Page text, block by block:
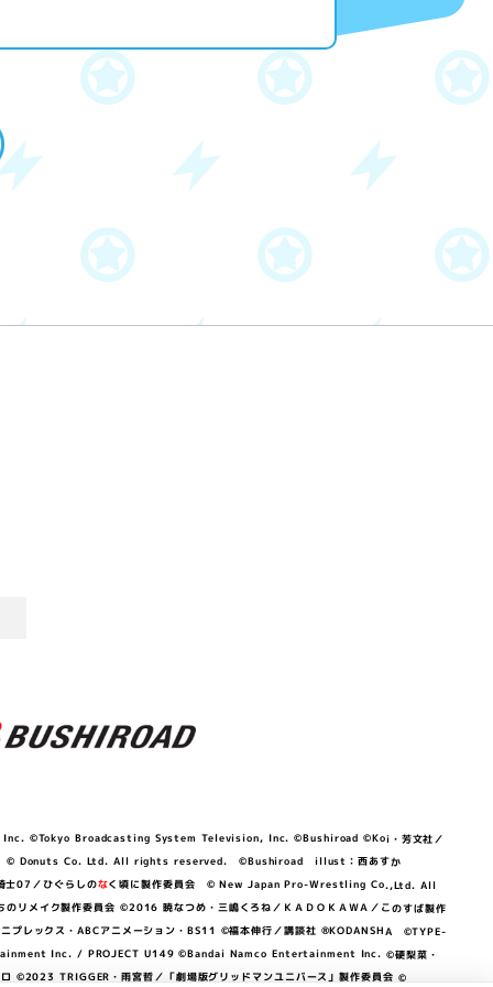
©Tokyo Broadcasting System Television, Inc. ©Bushiroad ©Koi・芳文社／
© Donuts Co. Ltd. All rights reserved. ©Bushiroad illust：西あすか
07／ひぐらしのなく頃に製作委員会 © New Japan Pro-Wrestling Co.,Ltd. All
イク製作委員会 ©2016 暁なつめ・三嶋くろね／ＫＡＤＯＫＡＷＡ／このすば製作
ックス・ABCアニメーション・BS11 ©福本伸行／講談社 ®KODANSHA ©TYPE-
Inc. / PROJECT U149 ©Bandai Namco Entertainment Inc. ©硬梨菜・
©2023 TRIGGER・雨宮哲／「劇場版グリッドマンユニバース」製作委員会 ©